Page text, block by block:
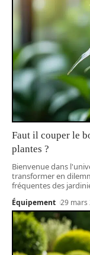
Faut il couper le
plantes ?
Bienvenue dans
transformer en
fréquentes des
Équipement 29 mars